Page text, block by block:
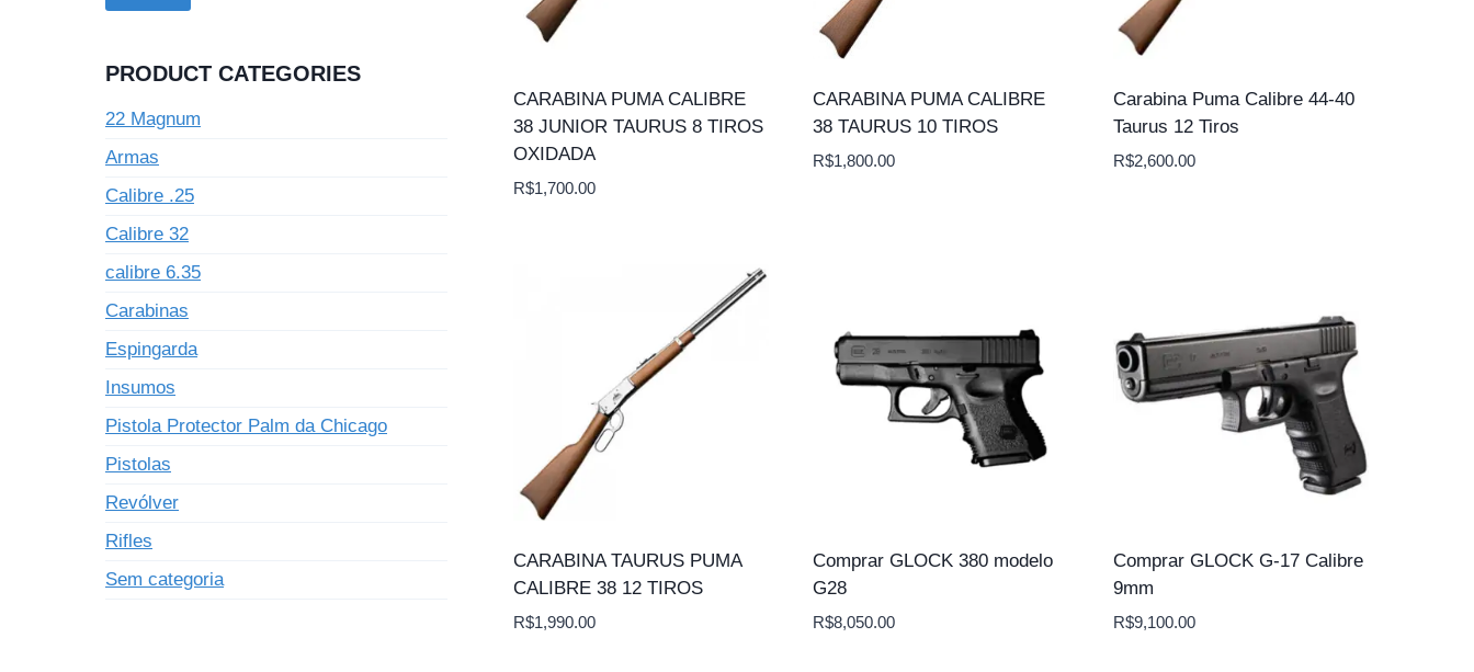
CARABINA PUMA CALIBRE
38 JUNIOR TAURUS 8 TIROS
OXIDADA
R$1,700.00
CARABINA PUMA CALIBRE
38 TAURUS 10 TIROS
R$1,800.00
Carabina Puma Calibre 44-40
Taurus 12 Tiros
R$2,600.00
CARABINA TAURUS PUMA
CALIBRE 38 12 TIROS
R$1,990.00
Comprar GLOCK 380 modelo
G28
R$8,050.00
Comprar GLOCK G-17 Calibre
9mm
R$9,100.00
PRODUCT CATEGORIES
22 Magnum
Armas
Calibre .25
Calibre 32
calibre 6.35
Carabinas
Espingarda
Insumos
Pistola Protector Palm da Chicago
Pistolas
Revólver
Rifles
Sem categoria